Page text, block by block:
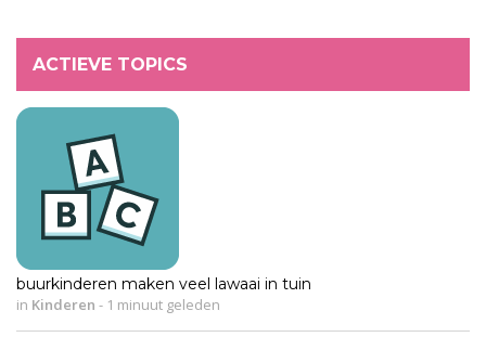
ACTIEVE TOPICS
buurkinderen maken veel lawaai in tuin
in Kinderen - 1 minuut geleden